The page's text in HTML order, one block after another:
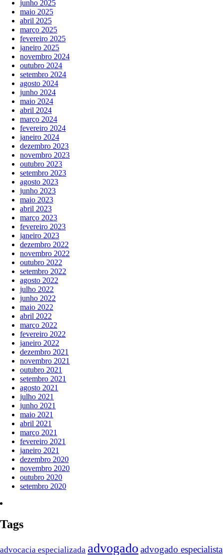
junho 2025
maio 2025
abril 2025
março 2025
fevereiro 2025
janeiro 2025
novembro 2024
outubro 2024
setembro 2024
agosto 2024
junho 2024
maio 2024
abril 2024
março 2024
fevereiro 2024
janeiro 2024
dezembro 2023
novembro 2023
outubro 2023
setembro 2023
agosto 2023
junho 2023
maio 2023
abril 2023
março 2023
fevereiro 2023
janeiro 2023
dezembro 2022
novembro 2022
outubro 2022
setembro 2022
agosto 2022
julho 2022
junho 2022
maio 2022
abril 2022
março 2022
fevereiro 2022
janeiro 2022
dezembro 2021
novembro 2021
outubro 2021
setembro 2021
agosto 2021
julho 2021
junho 2021
maio 2021
abril 2021
março 2021
fevereiro 2021
janeiro 2021
dezembro 2020
novembro 2020
outubro 2020
setembro 2020
Tags
advocacia especializada advogado advogado especialista